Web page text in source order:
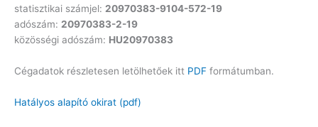
statisztikai számjel: 20970383-9104-572-19
adószám: 20970383-2-19
közösségi adószám: HU20970383
Cégadatok részletesen letölhetőek itt PDF formátumban.
Hatályos alapító okirat (pdf)